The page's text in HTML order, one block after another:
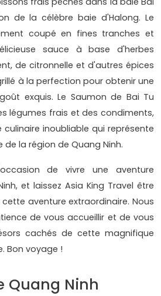
de la célèbre baie d'Halong. Le
coupé en fines tranches et
sauce à base d'herbes
de citronnelle et d'autres épices
à la perfection pour obtenir une
exquis. Le Saumon de Bai Tu
légumes frais et des condiments,
inoubliable qui représente
de la région de Quang Ninh.
de vivre une aventure
et laissez Asia King Travel être
aventure extraordinaire. Nous
de vous accueillir et de vous
cachés de cette magnifique
Bon voyage !
Quang Ninh